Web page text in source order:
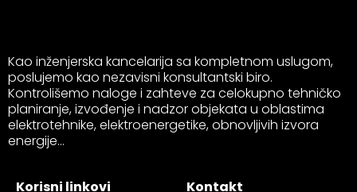
Kao inženjerska kancelarija sa kompletnom uslugom,
poslujemo kao nezavisni konsultantski biro.
Kontrolišemo naloge i zahteve za celokupno tehničko
planiranje, izvođenje i nadzor objekata u oblastima
elektrotehnike, elektroenergetike, obnovljivih izvora
energije...​
Korisni linkovi
Kontakt